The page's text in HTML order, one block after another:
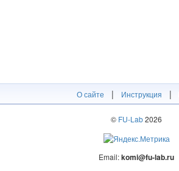
О сайте | Инструкция |
© FU-Lab2026
Email:komi@fu-lab.ru